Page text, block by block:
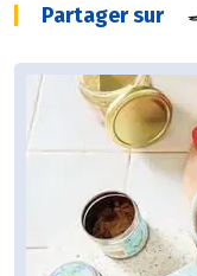
Partager sur